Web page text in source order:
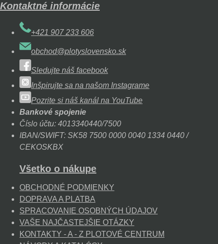
Kontaktné informácie
+421 907 233 606
obchod@plotyslovensko.sk
Sledujte náš facebook
Inšpirujte sa na našom Instagrame
Pozrite si náš kanál na YouTube
Bankové spojenie
Číslo účtu: 4013340440/7500
IBAN/SWIFT: SK58 7500 0000 0040 1334 0440 /
CEKOSKBX
Všetko o nákupe
OBCHODNÉ PODMIENKY
DOPRAVA A PLATBA
SPRACOVANIE OSOBNÝCH ÚDAJOV
VAŠE NAJČASTEJŠIE OTÁZKY
KONTAKTY - A - Z PLOTOVÉ CENTRUM